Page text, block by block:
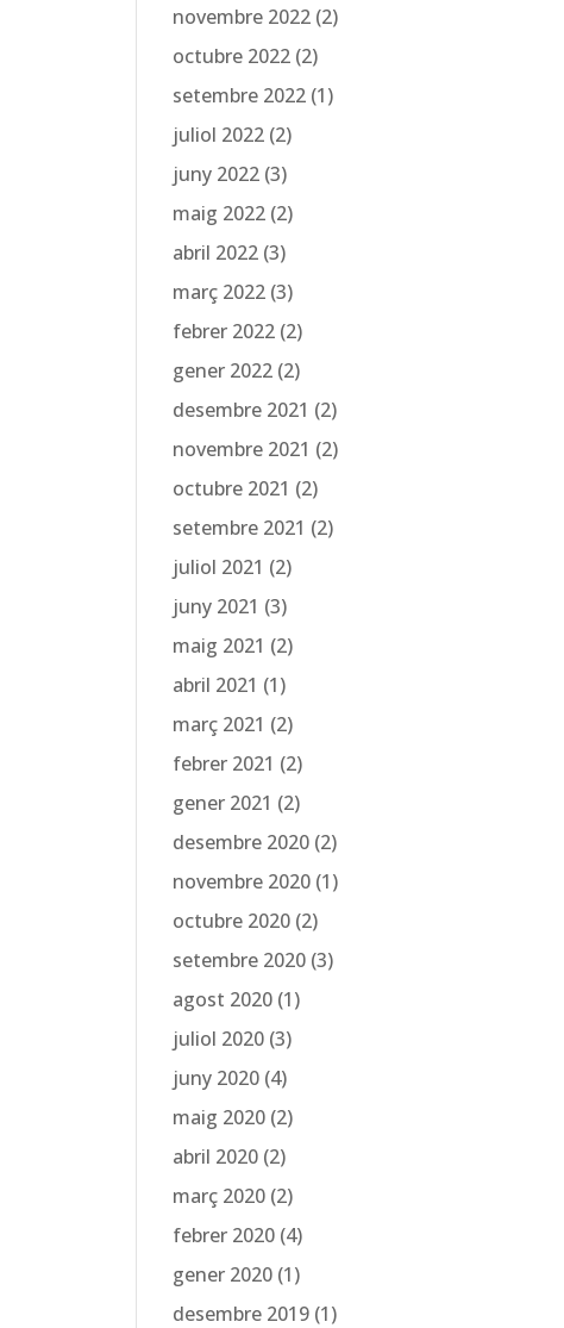
novembre 2022 (2)
octubre 2022 (2)
setembre 2022 (1)
juliol 2022 (2)
juny 2022 (3)
maig 2022 (2)
abril 2022 (3)
març 2022 (3)
febrer 2022 (2)
gener 2022 (2)
desembre 2021 (2)
novembre 2021 (2)
octubre 2021 (2)
setembre 2021 (2)
juliol 2021 (2)
juny 2021 (3)
maig 2021 (2)
abril 2021 (1)
març 2021 (2)
febrer 2021 (2)
gener 2021 (2)
desembre 2020 (2)
novembre 2020 (1)
octubre 2020 (2)
setembre 2020 (3)
agost 2020 (1)
juliol 2020 (3)
juny 2020 (4)
maig 2020 (2)
abril 2020 (2)
març 2020 (2)
febrer 2020 (4)
gener 2020 (1)
desembre 2019 (1)